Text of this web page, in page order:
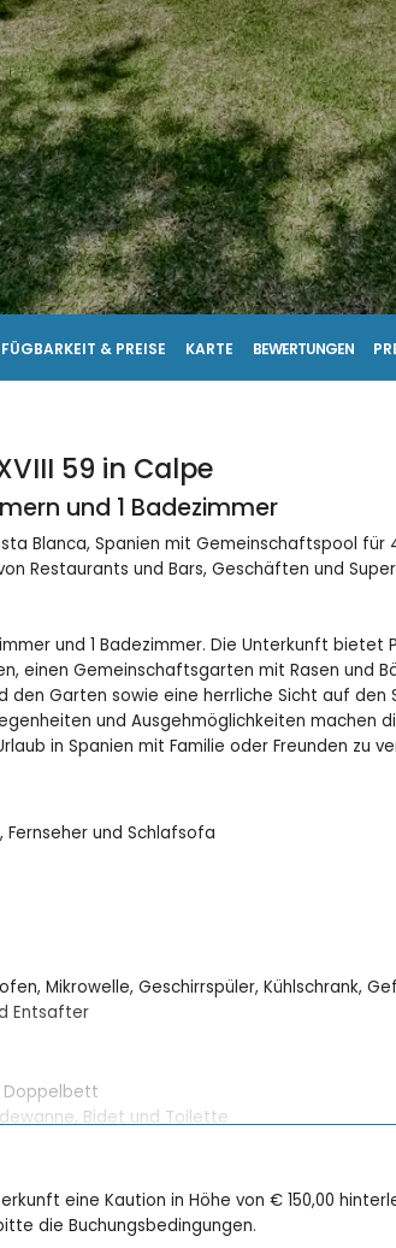
& PREISE KARTE BEWERTUNGEN
59 in Calpe
und 1 Badezimmer
Blanca, Spanien mit Gemeinschaftspool für
Restaurants und Bars, Geschäften und
und 1 Badezimmer. Die Unterkunft bietet
einen Gemeinschaftsgarten mit Rasen und
den Garten sowie eine herrliche Sicht auf den
und Ausgehmöglichkeiten machen
in Spanien mit Familie oder Freunden zu
und Schlafsofa
Mikrowelle, Geschirrspüler, Kühlschrank,
Entsafter
Doppelbett
Bidet und Toilette
eine Kaution in Höhe von € 150,00
die Buchungsbedingungen.